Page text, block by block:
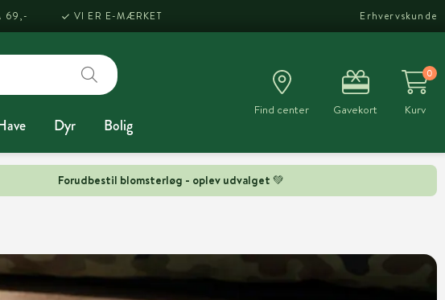
Forudbestil blomsterløg - oplev udvalget 💚
69,- VI ER E-MÆRKET Erhvervskunde
Dyr Bolig
Find center Gavekort
0
Kurv